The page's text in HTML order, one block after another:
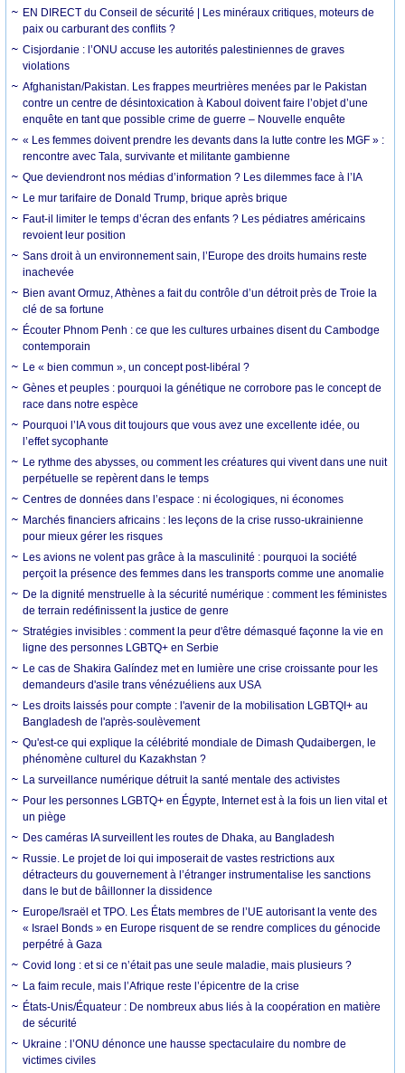
EN DIRECT du Conseil de sécurité | Les minéraux critiques, moteurs de
paix ou carburant des conflits ?
Cisjordanie : l’ONU accuse les autorités palestiniennes de graves
violations
Afghanistan/Pakistan. Les frappes meurtrières menées par le Pakistan
contre un centre de désintoxication à Kaboul doivent faire l’objet d’une
enquête en tant que possible crime de guerre – Nouvelle enquête
« Les femmes doivent prendre les devants dans la lutte contre les MGF » :
rencontre avec Tala, survivante et militante gambienne
Que deviendront nos médias d’information ? Les dilemmes face à l’IA
Le mur tarifaire de Donald Trump, brique après brique
Faut-il limiter le temps d’écran des enfants ? Les pédiatres américains
revoient leur position
Sans droit à un environnement sain, l’Europe des droits humains reste
inachevée
Bien avant Ormuz, Athènes a fait du contrôle d’un détroit près de Troie la
clé de sa fortune
Écouter Phnom Penh : ce que les cultures urbaines disent du Cambodge
contemporain
Le « bien commun », un concept post-libéral ?
Gènes et peuples : pourquoi la génétique ne corrobore pas le concept de
race dans notre espèce
Pourquoi l’IA vous dit toujours que vous avez une excellente idée, ou
l’effet sycophante
Le rythme des abysses, ou comment les créatures qui vivent dans une nuit
perpétuelle se repèrent dans le temps
Centres de données dans l’espace : ni écologiques, ni économes
Marchés financiers africains : les leçons de la crise russo-ukrainienne
pour mieux gérer les risques
Les avions ne volent pas grâce à la masculinité : pourquoi la société
perçoit la présence des femmes dans les transports comme une anomalie
De la dignité menstruelle à la sécurité numérique : comment les féministes
de terrain redéfinissent la justice de genre
Stratégies invisibles : comment la peur d'être démasqué façonne la vie en
ligne des personnes LGBTQ+ en Serbie
Le cas de Shakira Galíndez met en lumière une crise croissante pour les
demandeurs d'asile trans vénézuéliens aux USA
Les droits laissés pour compte : l'avenir de la mobilisation LGBTQI+ au
Bangladesh de l'après-soulèvement
Qu'est-ce qui explique la célébrité mondiale de Dimash Qudaibergen, le
phénomène culturel du Kazakhstan ?
La surveillance numérique détruit la santé mentale des activistes
Pour les personnes LGBTQ+ en Égypte, Internet est à la fois un lien vital et
un piège
Des caméras IA surveillent les routes de Dhaka, au Bangladesh
Russie. Le projet de loi qui imposerait de vastes restrictions aux
détracteurs du gouvernement à l’étranger instrumentalise les sanctions
dans le but de bâillonner la dissidence
Europe/Israël et TPO. Les États membres de l’UE autorisant la vente des
« Israel Bonds » en Europe risquent de se rendre complices du génocide
perpétré à Gaza
Covid long : et si ce n’était pas une seule maladie, mais plusieurs ?
La faim recule, mais l’Afrique reste l’épicentre de la crise
États-Unis/Équateur : De nombreux abus liés à la coopération en matière
de sécurité
Ukraine : l’ONU dénonce une hausse spectaculaire du nombre de
victimes civiles